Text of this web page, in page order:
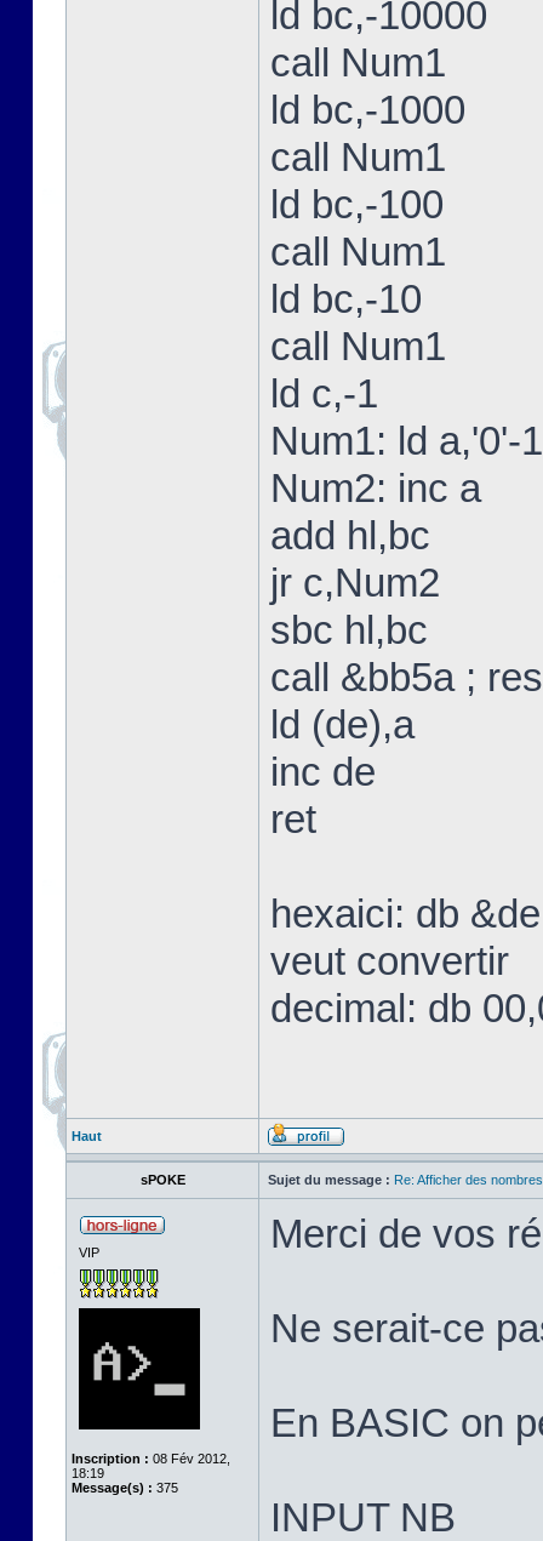
ld bc,-10000
call Num1
ld bc,-1000
call Num1
ld bc,-100
call Num1
ld bc,-10
call Num1
ld c,-1
Num1: ld a,'0'-1
Num2: inc a
add hl,bc
jr c,Num2
sbc hl,bc
call &bb5a ;
ld (de),a
inc de
ret
hexaici: db
veut convertir
decimal: db
Haut
sPOKE Sujet du message : Re: Afficher des
VIP
Inscription : 08 Fév 2012,
18:19
Message(s) : 375
Merci de vos
Ne serait-ce
En BASIC on
INPUT NB